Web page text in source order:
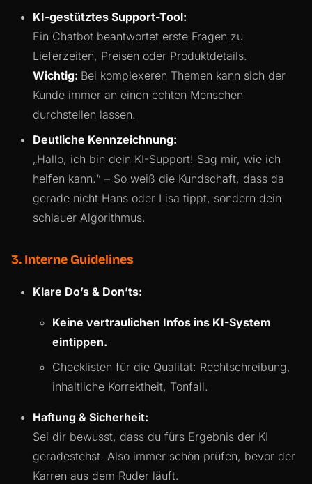
KI-gestütztes Support-Tool:
Ein Chatbot beantwortet erste Fragen zu
Lieferzeiten, Preisen oder Produktdetails.
Wichtig: Bei komplexeren Themen kann sich der
Kunde immer an einen echten Menschen
durchstellen lassen.
Deutliche Kennzeichnung:
„Hallo, ich bin dein KI-Support! Sag mir, wie ich
helfen kann.“ – So weiß die Kundschaft, dass da
gerade nicht Hans oder Lisa tippt, sondern dein
schlauer Algorithmus.
3. Interne Guidelines
Klare Do’s & Don’ts:
Keine vertraulichen Infos ins KI-System
eintippen.
Checklisten für die Qualität: Rechtschreibung,
inhaltliche Korrektheit, Tonfall.
Haftung & Sicherheit:
Sei dir bewusst, dass du fürs Ergebnis der KI
geradestehst. Also immer schön prüfen, bevor der
Karren aus dem Ruder läuft.